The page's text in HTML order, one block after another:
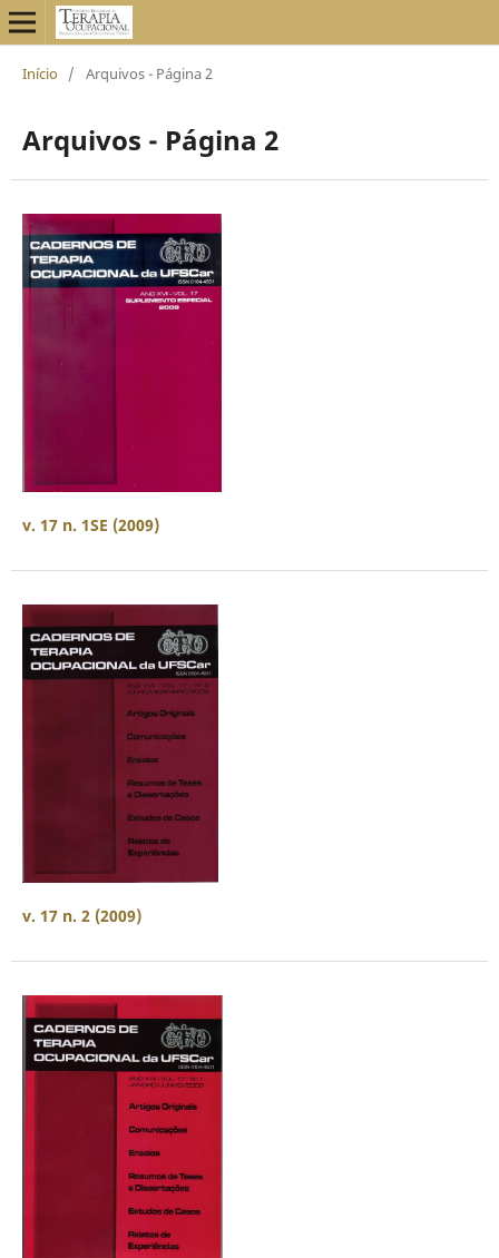
Início / Arquivos - Página 2
Arquivos - Página 2
v. 17 n. 1SE (2009)
v. 17 n. 2 (2009)